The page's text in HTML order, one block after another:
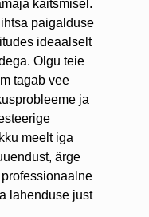
kaitsmisel.
paigalduse
ideaalselt
Olgu teie
tagab vee
ja
meelt iga
ärge
lahenduse just